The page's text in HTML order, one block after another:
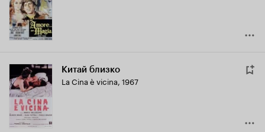
Китай близко
La Cina è vicina, 1967